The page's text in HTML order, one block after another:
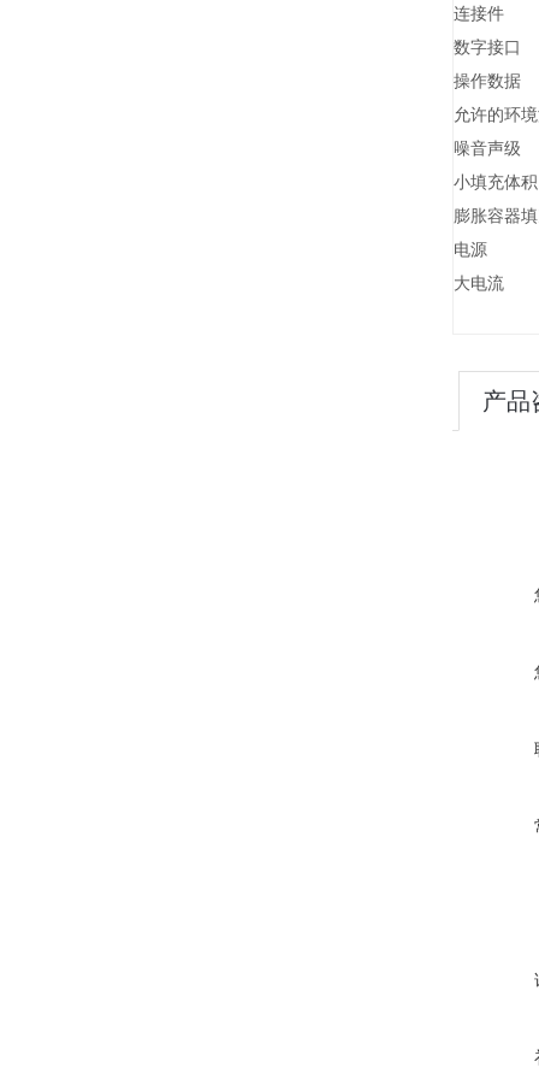
连接件
数字接口
操作数据
允许的环
噪音声级
小填充体积
膨胀容器
电源
大电流
产品